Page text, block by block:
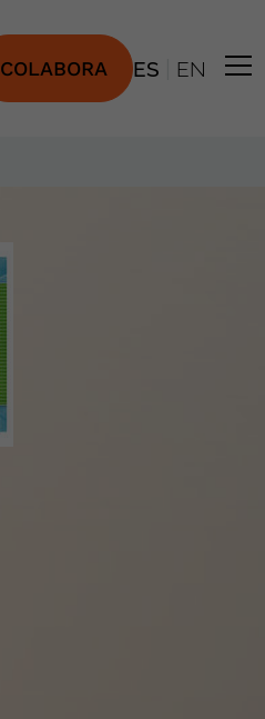
COLABORA ES EN